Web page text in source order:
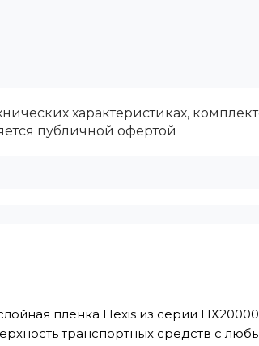
характеристиках,
публичной офертой
пленка Hexis из серии
транспортных средств с